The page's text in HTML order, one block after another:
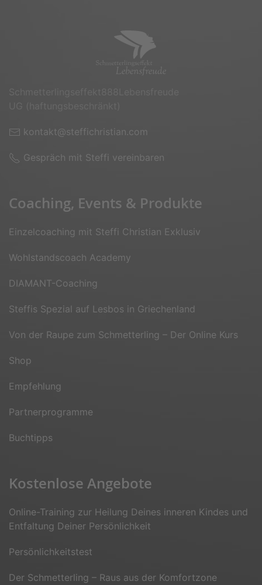
kontakt@steffichristian.com
Gespräch mit Steffi vereinbaren
Coaching, Events & Produkte
Einzelcoaching mit Steffi Christian Exklusiv
Wohlstandscoach Academy
DIAMANT-Coaching
Steffis Spezial auf Lesbos in Griechenland
Von der Raupe zum Schmetterling – Der Online Kurs
Shop
Empfehlung
Partnerprogramme
Buchtipps
Kostenlose Angebote
Online-Training zur Heilung Deines inneren Kindes und
Entfaltung Deiner Persönlichkeit
Persönlichkeitstest
Der Schmetterling – Raus aus der Komfortzone